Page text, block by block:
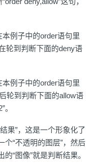
本例子中的order语句里
轮到判断下面的deny语
本例子中的order语句里
轮到判断下面的allow语
果”，这是一个形象化了
个“不透明的图层”，然后
“图像”就是判断结果。